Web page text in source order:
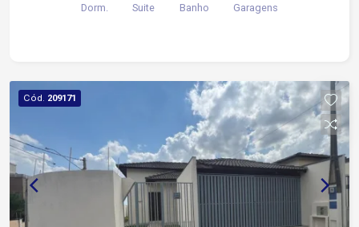
Dorm. Suite Banho Garagens
Cód. 209171